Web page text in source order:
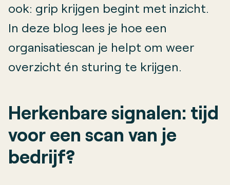
ook: grip krijgen begint met inzicht.
In deze blog lees je hoe een
organisatiescan je helpt om weer
overzicht én sturing te krijgen.
Herkenbare signalen: tijd
voor een scan van je
bedrijf?